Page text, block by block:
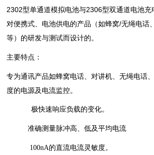
2302型单通道模拟电池与2306型双通道电池
对便携式、电池供电的产品（如蜂窝/无绳电话
等）的研发与测试而设计的。
主要特点：
专为通讯产品如蜂窝电话、对讲机、无绳电话
度的电源及电流监控。
极快速响应负载的变化。
准确测量脉冲高、低及平均电流
100nA的直流电流灵敏度。